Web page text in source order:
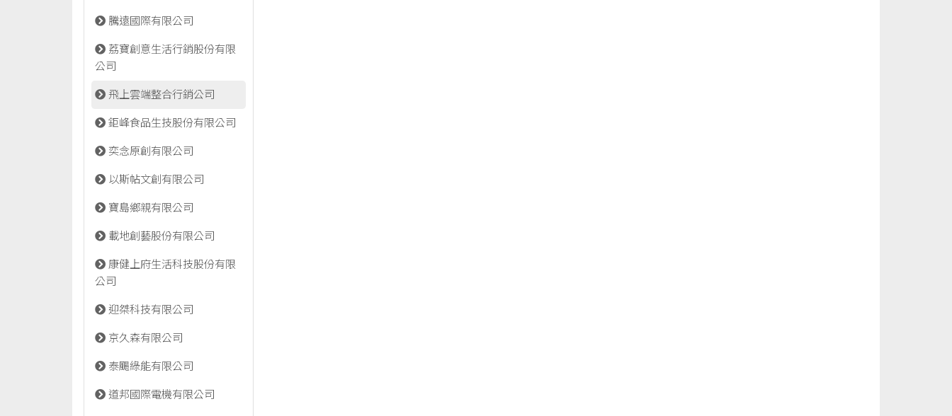
騰遠國際有限公司
荔寶創意生活行銷股份有限
公司
飛上雲端整合行銷公司
鉅峰食品生技股份有限公司
奕念原創有限公司
以斯帖文創有限公司
寶島鄉親有限公司
載地創藝股份有限公司
康健上府生活科技股份有限
公司
迎桀科技有限公司
京久森有限公司
泰颺綠能有限公司
道邦國際電機有限公司